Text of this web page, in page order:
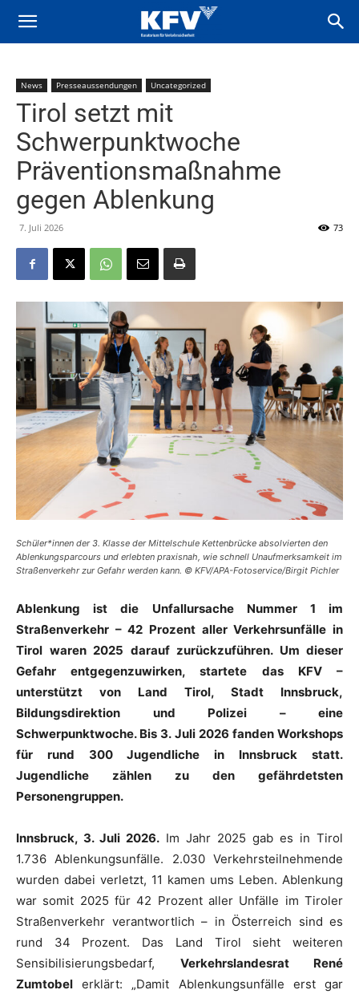
News Presseaussendungen Uncategorized
Tirol setzt mit
Schwerpunktwoche
Präventionsmaßnahme
gegen Ablenkung
7. Juli 2026 73
Schüler*innen der 3. Klasse der Mittelschule Kettenbrücke absolvierten den
Ablenkungsparcours und erlebten praxisnah, wie schnell Unaufmerksamkeit im
Straßenverkehr zur Gefahr werden kann. © KFV/APA-Fotoservice/Birgit Pichler
Ablenkung ist die Unfallursache Nummer 1 im
Straßenverkehr – 42 Prozent aller Verkehrsunfälle in
Tirol waren 2025 darauf zurückzuführen. Um dieser
Gefahr entgegenzuwirken, startete das KFV –
unterstützt von Land Tirol, Stadt Innsbruck,
Bildungsdirektion und Polizei – eine
Schwerpunktwoche. Bis 3. Juli 2026 fanden Workshops
für rund 300 Jugendliche in Innsbruck statt.
Jugendliche zählen zu den gefährdetsten
Personengruppen.
Innsbruck, 3. Juli 2026. Im Jahr 2025 gab es in Tirol
1.736 Ablenkungsunfälle. 2.030 Verkehrsteilnehmende
wurden dabei verletzt, 11 kamen ums Leben. Ablenkung
war somit 2025 für 42 Prozent aller Unfälle im Tiroler
Straßenverkehr verantwortlich – in Österreich sind es
rund 34 Prozent. Das Land Tirol sieht weiteren
Sensibilisierungsbedarf, Verkehrslandesrat René
Zumtobel erklärt: „Damit Ablenkungsunfälle erst gar